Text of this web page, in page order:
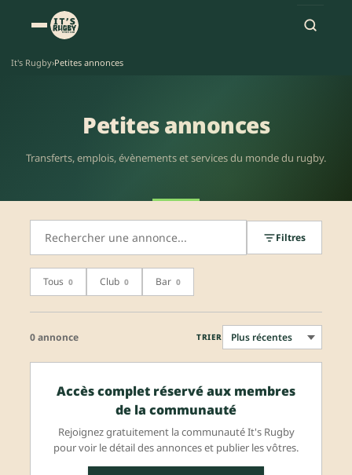
It's Rugby›Petites annonces
Petites annonces
Transferts, emplois, évènements et services du monde du rugby.
Filtres
Tous 0 Club 0 Bar 0
0 annonce TRIER
Accès complet réservé aux membres
de la communauté
Rejoignez gratuitement la communauté It's Rugby
pour voir le détail des annonces et publier les vôtres.